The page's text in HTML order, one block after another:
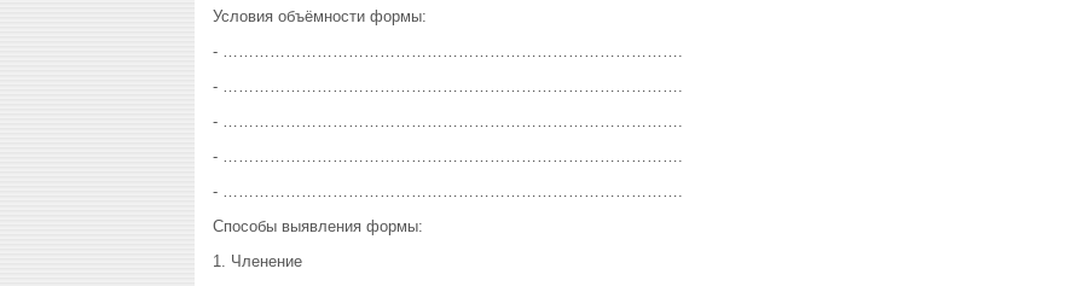
Условия объёмности формы:
- …………………………………………………………………………….
- …………………………………………………………………………….
- …………………………………………………………………………….
- …………………………………………………………………………….
- …………………………………………………………………………….
Способы выявления формы:
1. Членение